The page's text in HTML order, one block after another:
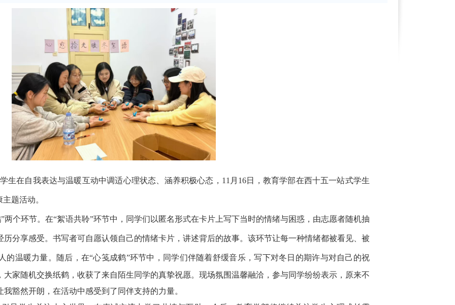
生在自我表达与温暖互动中调适心理状态、涵养积极心态， 11月16日，教育学部在西十五一站式学生
题活动。
两个环节。在“絮语共聆”环节中 ，同学们 以 匿名形式在卡片上写下当时的情绪与困惑， 由志愿者随机抽
分享感受。书写者可自愿认领自己的情绪卡片，讲述背后的故事。 该环节让每一种情绪都被看见、被
的温暖力量。随后，在“心笺成鹤”环节中， 同学们伴随着舒缓音乐，写下对冬日 的期许与对自己的祝
大家随机交换纸鹤，收获了来自陌生同学的真挚祝愿。 现场氛围温馨融洽， 参与同学纷纷表示， 原来不
我豁然开朗，在活动中感受到了同伴支持的力量。